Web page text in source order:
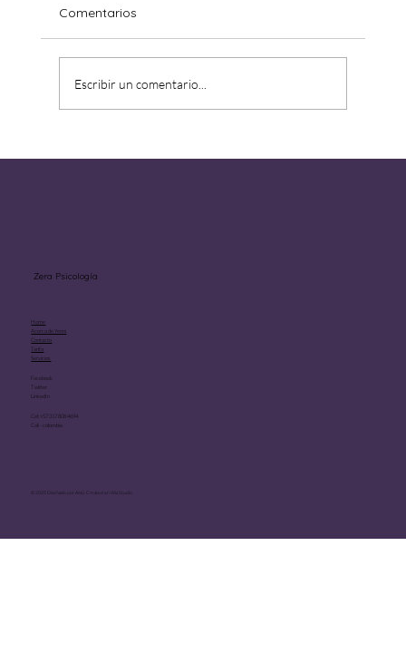
Comentarios
Escribir un comentario...
Zera Psicología
Cel: +57 317 808 4694
Cali - colombia
Home
Acerca de Yenni
Contacto
Tarifa
Servicios
Facebook
Twitter
LinkedIn
© 2025 Diseñado por Amú. Created on Wix Studio.